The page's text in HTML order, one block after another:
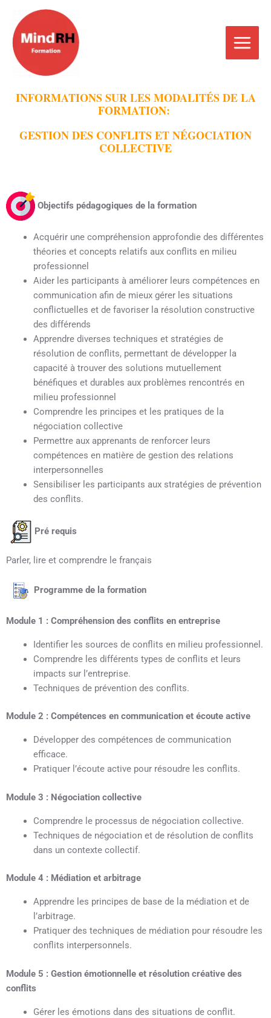
contenu
Menu
INFORMATIONS SUR LES MODALITÉS DE LA
FORMATION:
GESTION DES CONFLITS ET NÉGOCIATION
COLLECTIVE
Objectifs pédagogiques de la formation
Acquérir une compréhension approfondie des différentes
théories et concepts relatifs aux conflits en milieu
professionnel
Aider les participants à améliorer leurs compétences en
communication afin de mieux gérer les situations
conflictuelles et de favoriser la résolution constructive
des différends
Apprendre diverses techniques et stratégies de
résolution de conflits, permettant de développer la
capacité à trouver des solutions mutuellement
bénéfiques et durables aux problèmes rencontrés en
milieu professionnel
Comprendre les principes et les pratiques de la
négociation collective
Permettre aux apprenants de renforcer leurs
compétences en matière de gestion des relations
interpersonnelles
Sensibiliser les participants aux stratégies de prévention
des conflits.
Pré requis
Parler, lire et comprendre le français
Programme de la formation
Module 1 : Compréhension des conflits en entreprise
Identifier les sources de conflits en milieu professionnel.
Comprendre les différents types de conflits et leurs
impacts sur l’entreprise.
Techniques de prévention des conflits.
Module 2 : Compétences en communication et écoute active
Développer des compétences de communication
efficace.
Pratiquer l’écoute active pour résoudre les conflits.
Module 3 : Négociation collective
Comprendre le processus de négociation collective.
Techniques de négociation et de résolution de conflits
dans un contexte collectif.
Module 4 : Médiation et arbitrage
Apprendre les principes de base de la médiation et de
l’arbitrage.
Pratiquer des techniques de médiation pour résoudre les
conflits interpersonnels.
Module 5 : Gestion émotionnelle et résolution créative des
conflits
Gérer les émotions dans des situations de conflit.